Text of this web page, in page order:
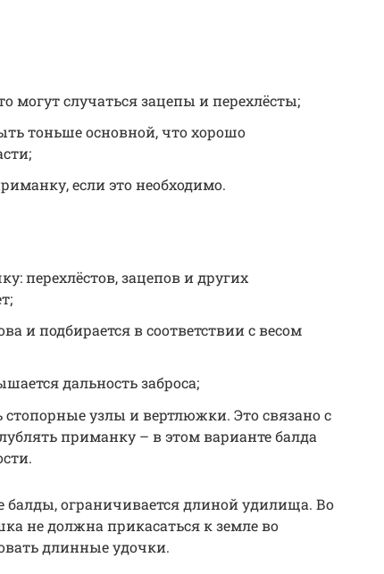
могут случаться зацепы и перехлёсты;
тоньше основной, что хорошо
если это необходимо.
перехлёстов, зацепов и других
и подбирается в соответствии с весом
дальность заброса;
узлы и вертлюжки. Это связано с
приманку – в этом варианте балда
балды, ограничивается длиной удилища. Во
не должна прикасаться к земле во
длинные удочки.